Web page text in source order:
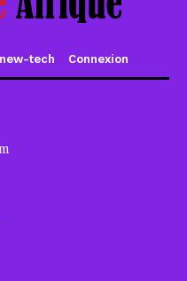
new-tech Connexion